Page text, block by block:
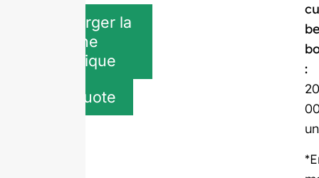
Télécharger la
fiche
technique
Get quote
: